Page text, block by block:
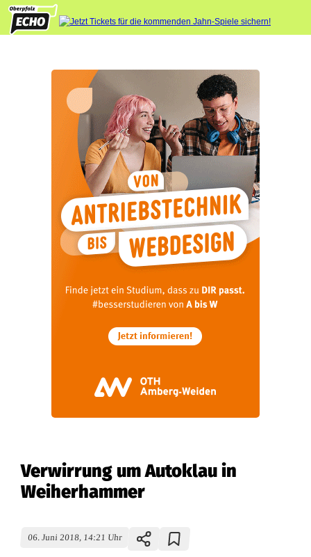
Verwirrung um Autoklau in
Weiherhammer
06. Juni 2018, 14:21 Uhr